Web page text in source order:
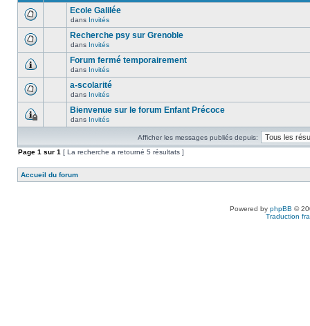
Ecole Galilée
dans Invités
Recherche psy sur Grenoble
dans Invités
Forum fermé temporairement
dans Invités
a-scolarité
dans Invités
Bienvenue sur le forum Enfant Précoce
dans Invités
Afficher les messages publiés depuis:
Page 1 sur 1 [ La recherche a retourné 5 résultats ]
Accueil du forum
Powered by phpBB ©
Traduction